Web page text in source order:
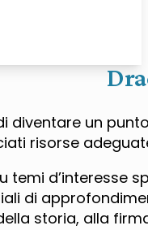
diventare un
risorse
temi d’interesse
di
storia, alla